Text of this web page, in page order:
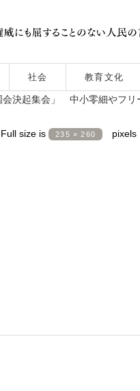
社会 教育文化
会決起集会」 中小零細やフ
Full size is 235 × 260 pixels